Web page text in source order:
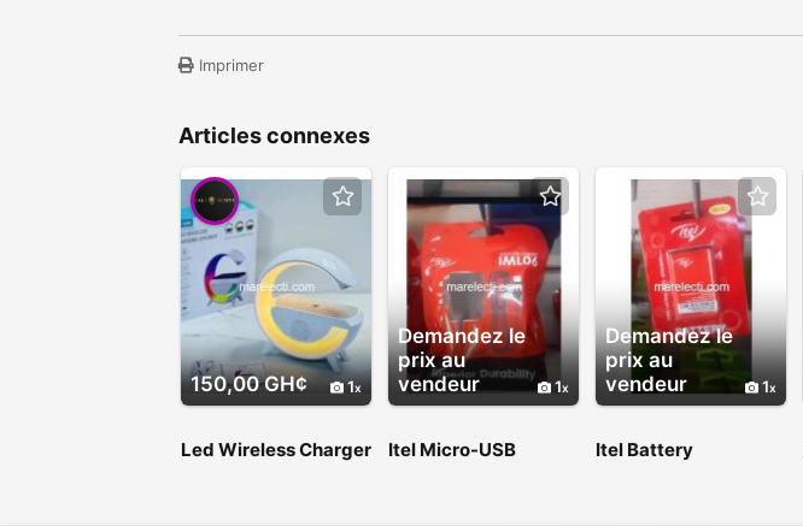
Imprimer
Articles connexes
150,00 GH¢ 1
Led Wireless Charger
Demandez le
prix au
vendeur
1
Itel Micro-USB
Demandez le
prix au
vendeur
1
Itel Battery